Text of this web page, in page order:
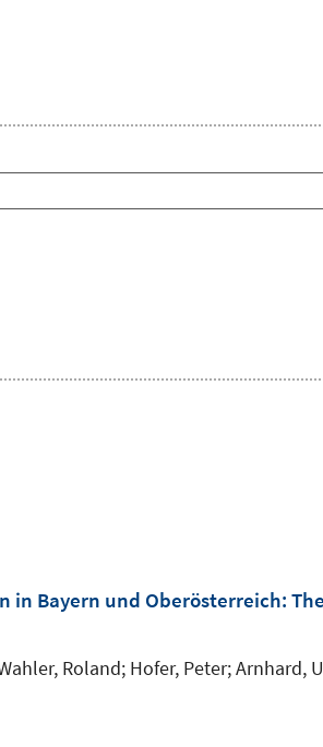
in Bayern und Oberösterreich:
Roland; Hofer, Peter;Arnhard,